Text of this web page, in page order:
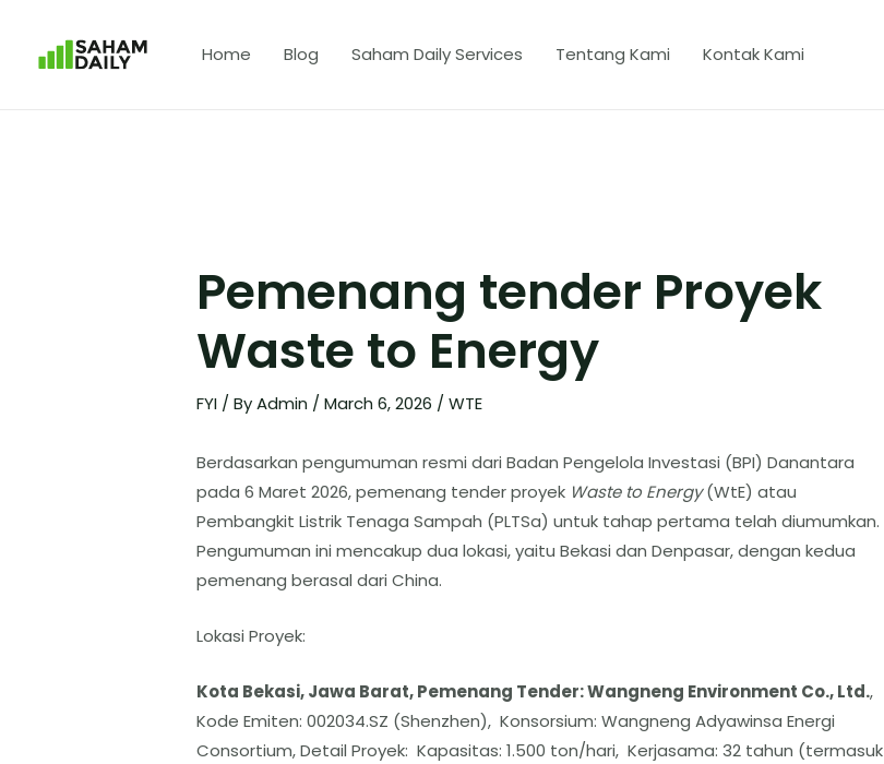
Home Blog Saham Daily Services Tentang Kami Kontak Kami
Pemenang tender Proyek
Waste to Energy
FYI/ ByAdmin / March 6, 2026 / WTE
Berdasarkan pengumuman resmi dari Badan Pengelola Investasi (BPI) Danantara
pada 6 Maret 2026, pemenang tender proyek Waste to Energy(WtE) atau
Pembangkit Listrik Tenaga Sampah (PLTSa) untuk tahap pertama telah diumumkan.
Pengumuman ini mencakup dua lokasi, yaitu Bekasi dan Denpasar, dengan kedua
pemenang berasal dari China.
Lokasi Proyek:
Kota Bekasi, Jawa Barat, Pemenang Tender: Wangneng Environment Co., Ltd.,
Kode Emiten: 002034.SZ (Shenzhen), Konsorsium: Wangneng Adyawinsa Energi
Consortium, Detail Proyek: Kapasitas: 1.500 ton/hari, Kerjasama: 32 tahun (termasuk